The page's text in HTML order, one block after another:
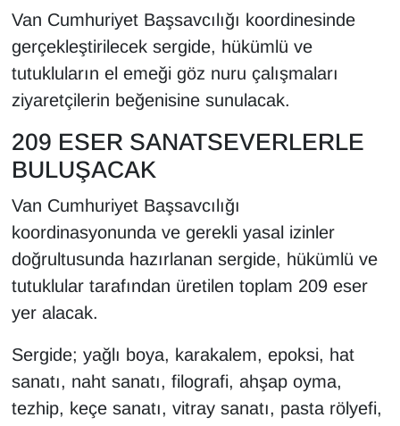
Van Cumhuriyet Başsavcılığı koordinesinde
gerçekleştirilecek sergide, hükümlü ve
tutukluların el emeği göz nuru çalışmaları
ziyaretçilerin beğenisine sunulacak.
209 ESER SANATSEVERLERLE
BULUŞACAK
Van Cumhuriyet Başsavcılığı
koordinasyonunda ve gerekli yasal izinler
doğrultusunda hazırlanan sergide, hükümlü ve
tutuklular tarafından üretilen toplam 209 eser
yer alacak.
Sergide; yağlı boya, karakalem, epoksi, hat
sanatı, naht sanatı, filografi, ahşap oyma,
tezhip, keçe sanatı, vitray sanatı, pasta rölyefi,
Kadın
Kamu Alımları
Kim Kimdir?
Kültür & Sanat
KURDÎ
MAGAZİN
MEDYA
ONE EKONOMİ
POLİTİKA